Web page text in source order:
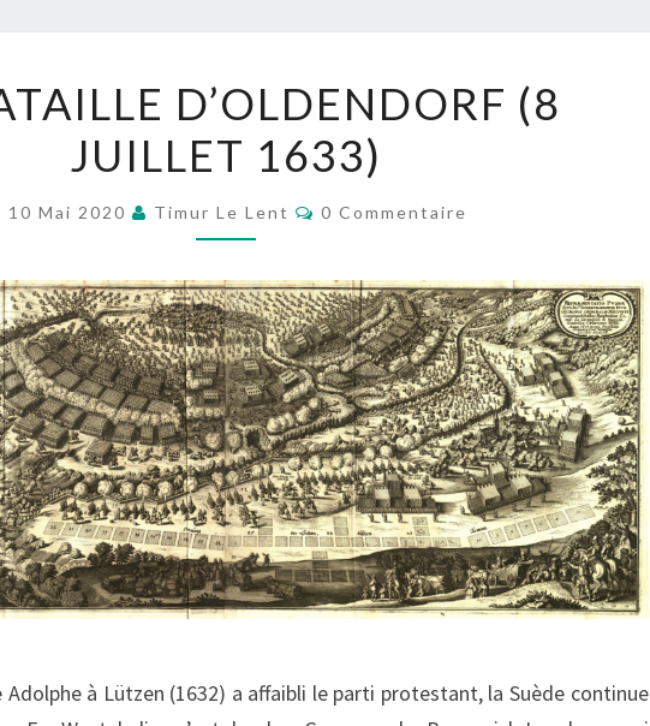
BATAILLE
D’OLDENDORF
(8
JUILLET
D’OLDENDORF (8
JUILLET 1633)
10 Mai 2020 Timur Le Lent Commentaires
0 Commentaire
à Lützen (1632) a affaibli le parti protestant, la Suède continue